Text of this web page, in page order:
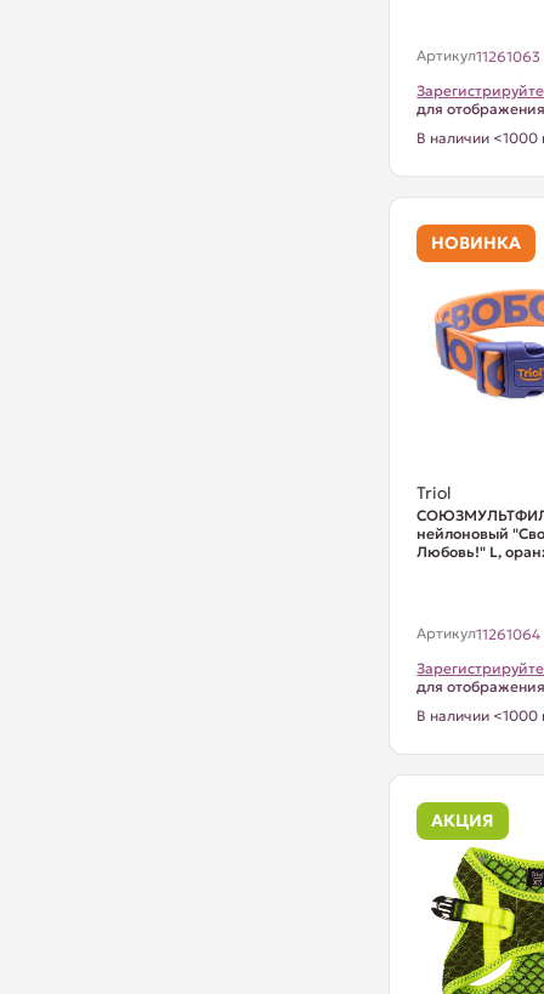
Артикул11261063
для
В наличии <1000
НОВИНКА
Triol
нейлоновый
Любовь!" L,
Артикул11261064
для
В наличии <1000
АКЦИЯ